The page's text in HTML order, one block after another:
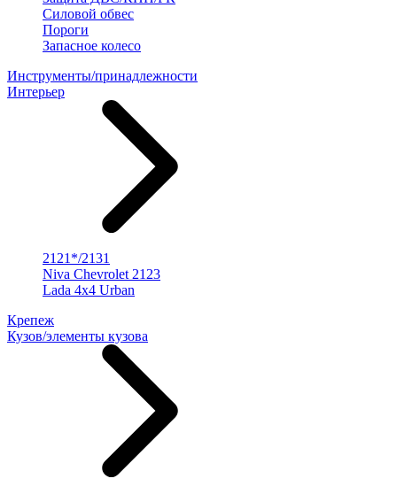
Силовой обвес
Пороги
Запасное колесо
Инструменты/принадлежности
Интерьер
2121*/2131
Niva Chevrolet 2123
Lada 4x4 Urban
Крепеж
Кузов/элементы кузова